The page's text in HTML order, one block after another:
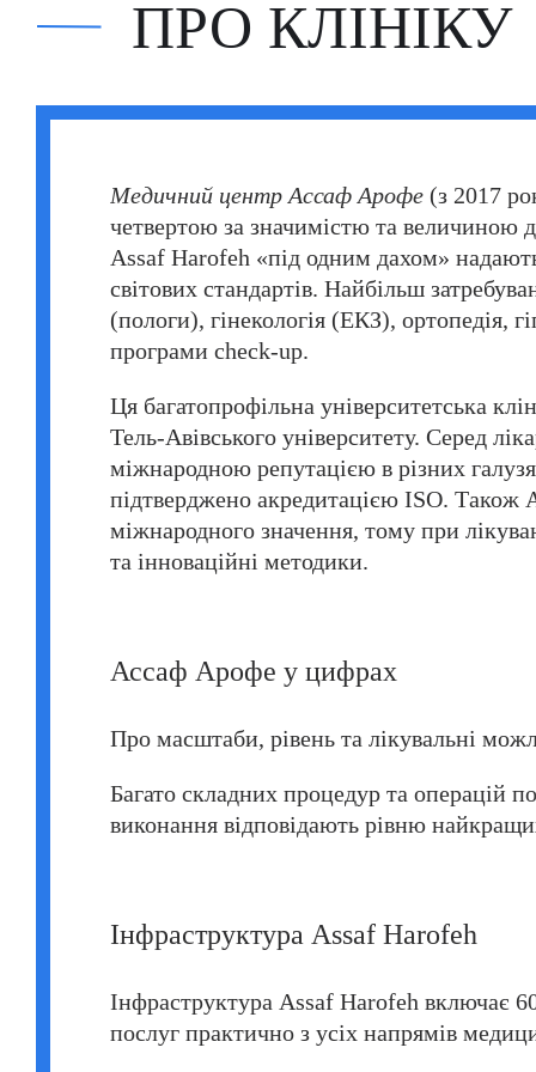
Фатіх Айдоган (Fatih Aydogan)
ПРО КЛІНІКУ
Медичний центр Ассаф Арофе (з 2017
четвертою за значимістю та величиною
Assaf Harofeh «під одним дахом»
світових стандартів. Найбільш
(пологи), гінекологія (ЕКЗ), ортопедія,
програми check-up.
Ця багатопрофільна університетська
Тель-Авівського університету. Серед
міжнародною репутацією в різних
підтверджено акредитацією ISO.
міжнародного значення, тому при
та інноваційні методики.
Ассаф Арофе у цифрах
Про масштаби, рівень та лікувальні
Багато складних процедур та операцій
виконання відповідають рівню
Інфраструктура Assaf Harofeh
Інфраструктура Assaf Harofeh включає
послуг практично з усіх напрямів